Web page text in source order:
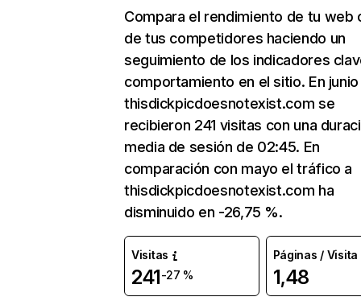
Compara el rendimiento de tu web
de tus competidores haciendo un
seguimiento de los indicadores
comportamiento en el sitio. En junio
thisdickpicdoesnotexist.com se
recibieron 241 visitas con una
media de sesión de 02:45. En
comparación con mayo el tráfico a
thisdickpicdoesnotexist.com ha
disminuido en -26,75 %.
Visitas
241-27 %
Páginas / Visita
1,48